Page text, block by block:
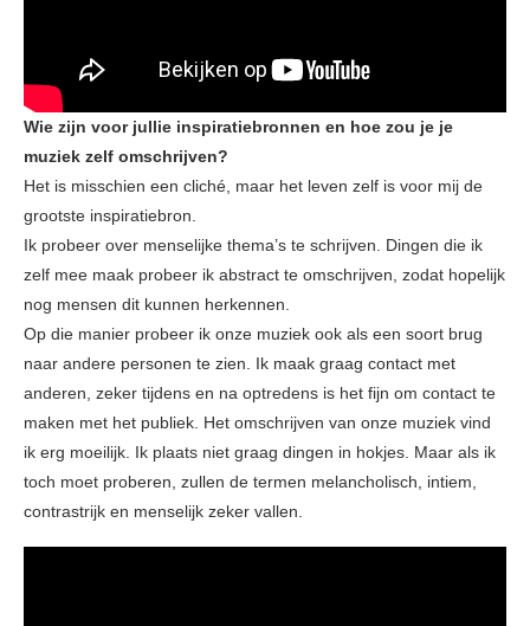
Wie zijn voor jullie inspiratiebronnen en hoe zou je je
muziek zelf omschrijven?
Het is misschien een cliché, maar het leven zelf is voor mij de
grootste inspiratiebron.
Ik probeer over menselijke thema’s te schrijven. Dingen die ik
zelf mee maak probeer ik abstract te omschrijven, zodat hopelijk
nog mensen dit kunnen herkennen.
Op die manier probeer ik onze muziek ook als een soort brug
naar andere personen te zien. Ik maak graag contact met
anderen, zeker tijdens en na optredens is het fijn om contact te
maken met het publiek. Het omschrijven van onze muziek vind
ik erg moeilijk. Ik plaats niet graag dingen in hokjes. Maar als ik
toch moet proberen, zullen de termen melancholisch, intiem,
contrastrijk en menselijk zeker vallen.